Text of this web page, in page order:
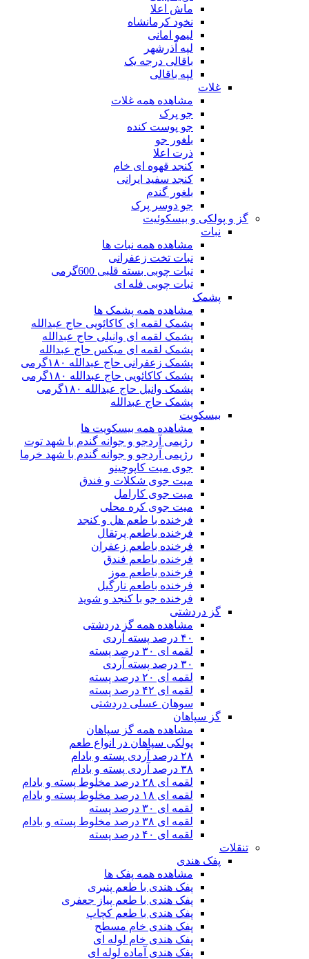
ماش اعلا
نخود کرمانشاه
لیمو امانی
لپه آذرشهر
باقالی درجه یک
لپه باقالی
غلات
مشاهده همه غلات
جو پرک
جو پوست کنده
بلغور جو
ذرت اعلا
کنجد قهوه ای خام
کنجد سفید ایرانی
بلغور گندم
جو دوسر پرک
گز و پولکی و بیسکوئیت
نبات
مشاهده همه نبات ها
نبات تخت زعفرانی
نبات چوبی بسته قلبی 600گرمی
نبات چوبی فله ای
پشمک
مشاهده همه پشمک ها
پشمک لقمه ای کاکائویی حاج عبدالله
پشمک لقمه ای وانیلی حاج عبدالله
پشمک لقمه ای میکس حاج عبدالله
پشمک زعفرانی حاج عبدالله ۱۸۰گرمی
پشمک کاکائویی حاج عبدالله ۱۸۰گرمی
پشمک وانیل حاج عبدالله ۱۸۰گرمی
پشمک حاج عبدالله
بیسکویت
مشاهده همه بیسکویت ها
رژیمی آردجو و جوانه گندم با شهد توت
رژیمی آردجو و جوانه گندم با شهد خرما
جوی میت کاپوچینو
میت جوی شکلات و فندق
میت جوی کارامل
میت جوی کره محلی
فرخنده با طعم هل و کنجد
فرخنده باطعم پرتقال
فرخنده باطعم زعفران
فرخنده باطعم فندق
فرخنده باطعم موز
فرخنده باطعم نارگیل
فرخنده جو با کنجد و شوید
گز دردشتی
مشاهده همه گز دردشتی
۴۰ درصد پسته آردی
لقمه ای ۳۰ درصد پسته
۳۰ درصد پسته آردی
لقمه ای ۲۰ درصد پسته
لقمه ای ۴۲ درصد پسته
سوهان عسلی دردشتی
گز سپاهان
مشاهده همه گز سپاهان
پولکی سپاهان در انواع طعم
۲۸ درصد آردی پسته و بادام
۳۸ درصد آردی پسته و بادام
لقمه ای ۲۸ درصد مخلوط پسته و بادام
لقمه ای ۱۸ درصد مخلوط پسته و بادام
لقمه ای ۳۰ درصد پسته
لقمه ای ۳۸ درصد مخلوط پسته و بادام
لقمه ای ۴۰ درصد پسته
تنقلات
پفک هندی
مشاهده همه پفک ها
پفک هندی با طعم پنیری
پفک هندی با طعم پیاز جعفری
پفک هندی با طعم کچاپ
پفک هندی خام مسطح
پفک هندی خام لوله ای
پفک هندی آماده لوله ای